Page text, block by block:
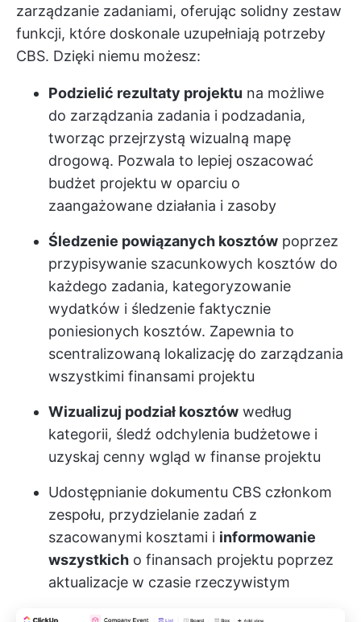
zarządzanie zadaniami, oferując solidny zestaw
funkcji, które doskonale uzupełniają potrzeby
CBS. Dzięki niemu możesz:
Podzielić rezultaty projektu na możliwe
do zarządzania zadania i podzadania,
tworząc przejrzystą wizualną mapę
drogową. Pozwala to lepiej oszacować
budżet projektu w oparciu o
zaangażowane działania i zasoby
Śledzenie powiązanych kosztów poprzez
przypisywanie szacunkowych kosztów do
każdego zadania, kategoryzowanie
wydatków i śledzenie faktycznie
poniesionych kosztów. Zapewnia to
scentralizowaną lokalizację do zarządzania
wszystkimi finansami projektu
Wizualizuj podział kosztów według
kategorii, śledź odchylenia budżetowe i
uzyskaj cenny wgląd w finanse projektu
Udostępnianie dokumentu CBS członkom
zespołu, przydzielanie zadań z
szacowanymi kosztami i informowanie
wszystkich o finansach projektu poprzez
aktualizacje w czasie rzeczywistym